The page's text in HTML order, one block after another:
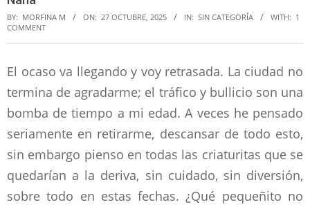
BY: MORFINA M ON: 27 OCTUBRE, 2025 IN: SIN CATEGORÍA WITH: 1
COMMENT
El ocaso va llegando y voy retrasada. La ciudad no
termina de agradarme; el tráfico y bullicio son una
bomba de tiempo a mi edad. A veces he pensado
seriamente en retirarme, descansar de todo esto,
sin embargo pienso en todas las criaturitas que se
quedarían a la deriva, sin cuidado, sin diversión,
sobre todo en estas fechas. ¿Qué pequeñito no